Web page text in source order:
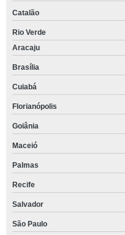
Catalão
Rio Verde
Aracaju
Brasília
Cuiabá
Florianópolis
Goiânia
Maceió
Palmas
Recife
Salvador
São Paulo